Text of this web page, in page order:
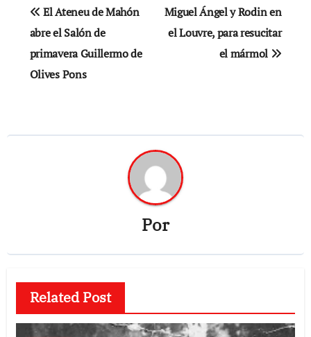
de
entradas
El Ateneu de Mahón
abre el Salón de
primavera Guillermo de
Olives Pons
Miguel Ángel y Rodin en
el Louvre, para resucitar
el mármol
Por
Related Post